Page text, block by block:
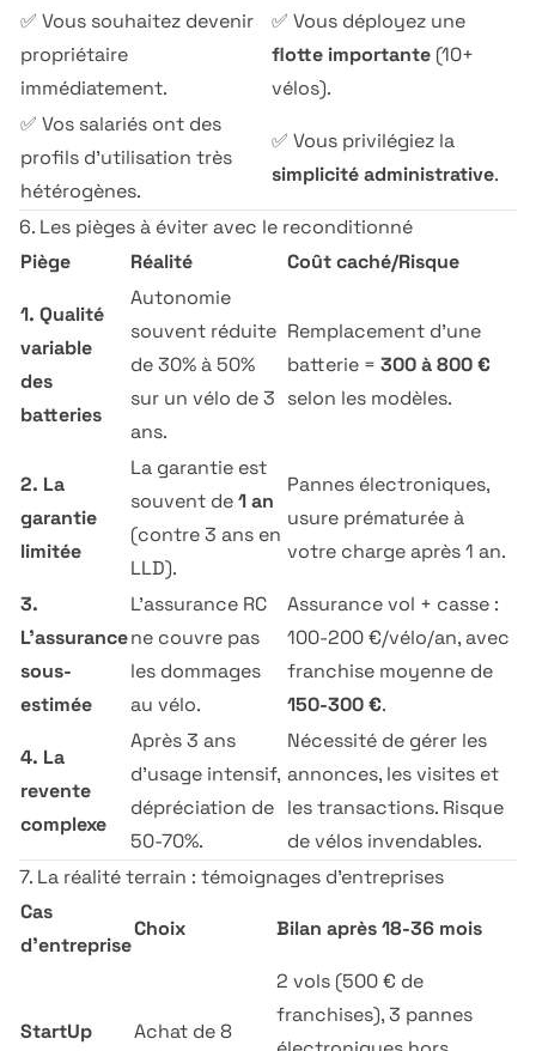
✅ Vous souhaitez devenir
propriétaire
immédiatement.
✅ Vous déployez une
flotte importante (10+
vélos).
✅ Vos salariés ont des
profils d'utilisation très
hétérogènes.
✅ Vous privilégiez la
simplicité administrative.
6. Les pièges à éviter avec le reconditionné
Piège
Réalité Coût caché/Risque
1. Qualité
variable
des
batteries
Autonomie
souvent réduite
de 30% à 50%
sur un vélo de 3
ans.
Remplacement d'une
batterie = 300 à 800 €
selon les modèles.
2. La
garantie
limitée
La garantie est
souvent de1 an
(contre 3 ans en
LLD).
Pannes électroniques,
usure prématurée à
votre charge après 1 an.
3.
L'assurance
sous-
estimée
L'assurance RC
ne couvre pas
les dommages
au vélo.
Assurance vol + casse :
100-200 €/vélo/an, avec
franchise moyenne de
150-300 €.
4. La
revente
complexe
Après 3 ans
d'usage intensif,
dépréciation de
50-70%.
Nécessité de gérer les
annonces, les visites et
les transactions. Risque
de vélos invendables.
7. La réalité terrain : témoignages d'entreprises
Cas
d'entreprise
Choix Bilan après 18-36 mois
StartUp
Achat de 8
2 vols (500 € de
franchises), 3 pannes